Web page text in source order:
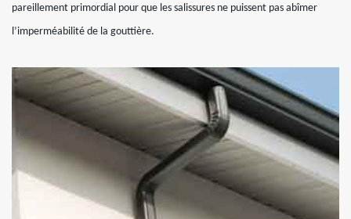
pareillement primordial pour que les salissures ne puissent pas abîmer
l’imperméabilité de la gouttière.